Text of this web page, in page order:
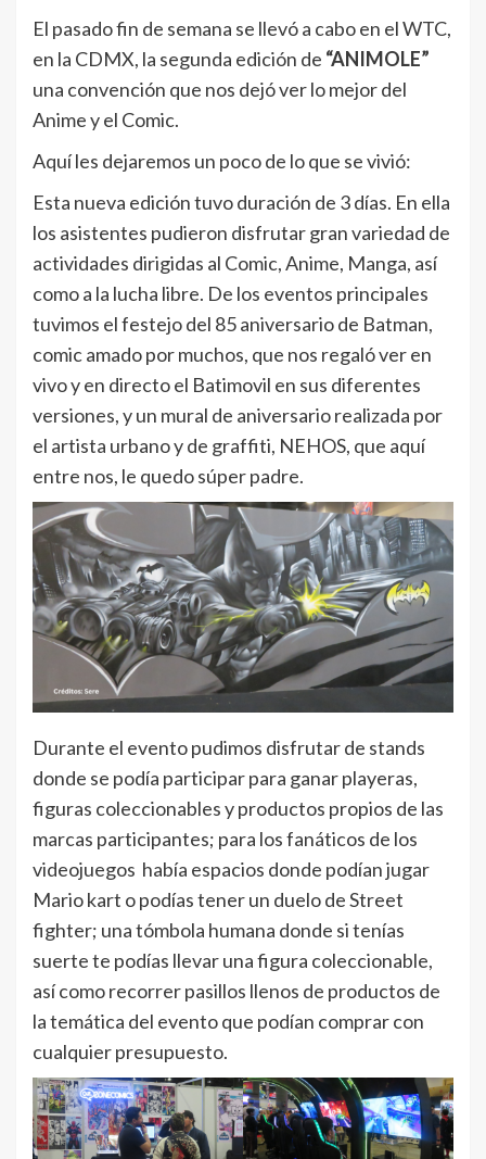
El pasado fin de semana se llevó a cabo en el WTC,
en la CDMX, la segunda edición de “ANIMOLE”
una convención que nos dejó ver lo mejor del
Anime y el Comic.
Aquí les dejaremos un poco de lo que se vivió:
Esta nueva edición tuvo duración de 3 días. En ella
los asistentes pudieron disfrutar gran variedad de
actividades dirigidas al Comic, Anime, Manga, así
como a la lucha libre. De los eventos principales
tuvimos el festejo del 85 aniversario de Batman,
comic amado por muchos, que nos regaló ver en
vivo y en directo el Batimovil en sus diferentes
versiones, y un mural de aniversario realizada por
el artista urbano y de graffiti, NEHOS, que aquí
entre nos, le quedo súper padre.
Durante el evento pudimos disfrutar de stands
donde se podía participar para ganar playeras,
figuras coleccionables y productos propios de las
marcas participantes; para los fanáticos de los
videojuegos había espacios donde podían jugar
Mario kart o podías tener un duelo de Street
fighter; una tómbola humana donde si tenías
suerte te podías llevar una figura coleccionable,
así como recorrer pasillos llenos de productos de
la temática del evento que podían comprar con
cualquier presupuesto.